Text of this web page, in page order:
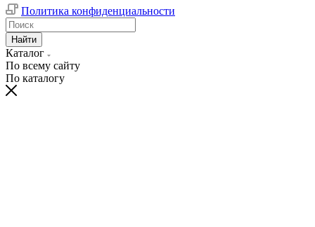
Политика конфиденциальности
Найти
Каталог
По всему сайту
По каталогу